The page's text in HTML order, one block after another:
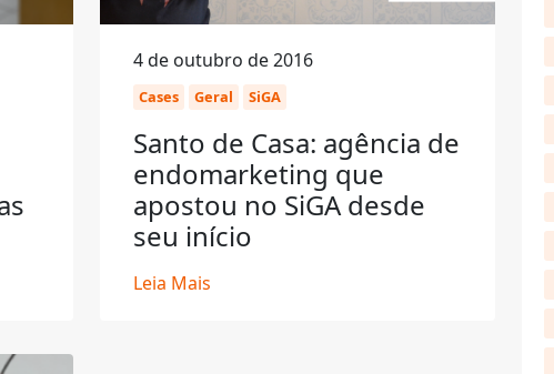
4 de outubro de 2016
Cases Geral SiGA
Santo de Casa: agência de
endomarketing que
apostou no SiGA desde
seu início
Leia Mais